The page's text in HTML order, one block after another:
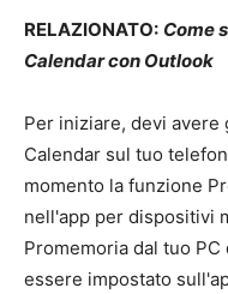
RELAZIONATO: Come
Calendar con Outlook
Per iniziare, devi avere
Calendar sul tuo
momento la funzione
nell'app per dispositivi
Promemoria dal tuo
essere impostato